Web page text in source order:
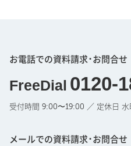
お電話での資料請求･お問合せ
FreeDial 0120-
受付時間 9:00〜19:00 ／ 定休日 水
メールでの資料請求･お問合せ